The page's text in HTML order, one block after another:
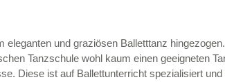
HINZUFÜGEN
und graziösen Balletttanz
Tanzschule wohl kaum einen geeigneten
Diese ist auf Ballettunterricht spezialisiert und